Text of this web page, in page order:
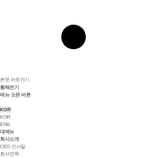
본문 바로가기
황해전기
메뉴 오픈 버튼
KOR
KOR
ENG
대메뉴
회사소개
CEO 인사말
회사연혁